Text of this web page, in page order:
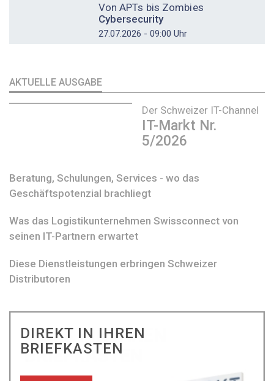
Von APTs bis Zombies
Cybersecurity
27.07.2026 - 09:00 Uhr
AKTUELLE AUSGABE
Der Schweizer IT-Channel
IT-Markt Nr.
5/2026
Beratung, Schulungen, Services - wo das
Geschäftspotenzial brachliegt
Was das Logistikunternehmen Swissconnect von
seinen IT-Partnern erwartet
Diese Dienstleistungen erbringen Schweizer
Distributoren
DIREKT IN IHREN
BRIEFKASTEN